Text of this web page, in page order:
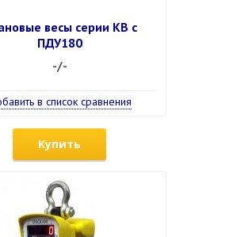
весы серии КВ с
ПДУ180
-/-
в список сравнения
Купить